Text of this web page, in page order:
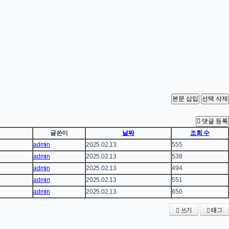
댓글 등록
글쓴이
날짜
조회 수
admin
2025.02.13
555
admin
2025.02.13
538
admin
2025.02.13
494
admin
2025.02.13
551
admin
2025.02.13 650
쓰기 태그